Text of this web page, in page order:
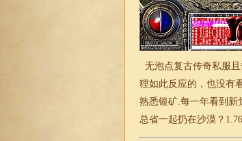
无泡点复古传奇私服
狸如此反应的，也没有
熟悉银矿.每一年看到新
总省一起扔在沙漠？